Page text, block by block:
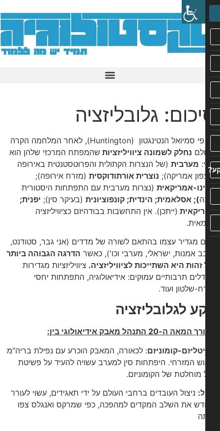
גלובליזציה
על פי סמיואל הנטינגטון (Huntington), לאחר המלחמה הקרה
נחלק לשמונה ציוויליזציותשהמפתח המרכזי שלהן הוא
מערבית(של הנצרות הקתולית והפרוטסטנטית באירופה
אמריקה);נוצרית אורתודוקסית(מזרח אירופה);
אמריקאית(נצרות מערבית עם התפתחות היסטורית
); אסלאמית; הינדית; קונפוציונית(בעיקר סין);יפנית;
(ייתכן). אין התחשבות בבודהיזם כציוויליזציה
מגדיר עצמו בהתאם לשורה של מדדים (אני גבר, סטודנט,
אמנות, ישראלי, מערבי וכו'), כאשרהדרגה הגבוהה ביותר
היא השתייכות לציוויליזציה.ציוויליזציות מגדירות
תרבותיים עמוקים: אידיאולוגיה, התפתחות יחסי
שלטון ועוד.
לגלובליזציה
ה-20 התנהל מאבק אידיאולוגי בין:
-קומוניזם: לכאורה, המאבק הוכרע עם נפילת בריה"מ
המזרחי. היפתחות סין למערב עשויה להעיד על פשיטת
מוחלטת של הקומוניזם.
ניצול העובדים ברחבי העולם על ידי תאגידים, עשוי לעורר
את השלב המקדים למהפכה, כפי שמרקס ואנגלס צפו